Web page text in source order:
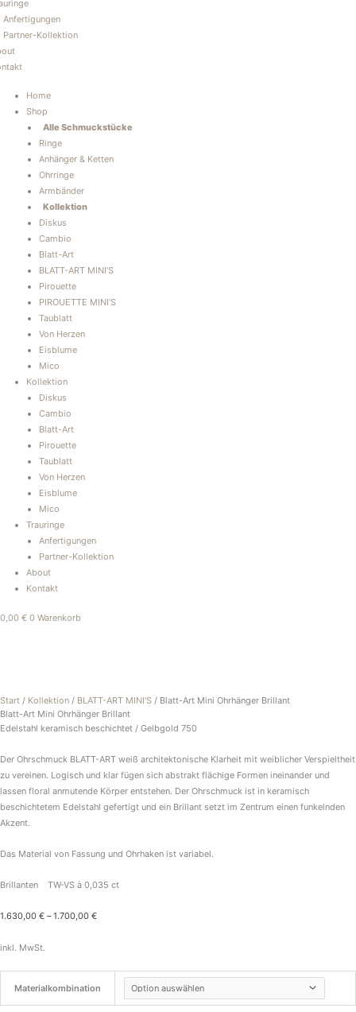
Anfertigungen
Partner-Kollektion
Home
Shop
Alle Schmuckstücke
Ringe
Anhänger & Ketten
Ohrringe
Armbänder
Kollektion
Diskus
Cambio
Blatt-Art
BLATT-ART MINI’S
Pirouette
PIROUETTE MINI’S
Taublatt
Von Herzen
Eisblume
Mico
Kollektion
Diskus
Cambio
Blatt-Art
Pirouette
Taublatt
Von Herzen
Eisblume
Mico
Trauringe
Anfertigungen
Partner-Kollektion
About
Kontakt
0,00 € 0 Warenkorb
Start / Kollektion / BLATT-ART MINI'S / Blatt-Art Mini Ohrhänger Brillant
Blatt-Art Mini Ohrhänger Brillant
Edelstahl keramisch beschichtet / Gelbgold 750
Der Ohrschmuck BLATT-ART weiß architektonische Klarheit mit weiblicher Verspieltheit
zu vereinen. Logisch und klar fügen sich abstrakt flächige Formen ineinander und
lassen floral anmutende Körper entstehen. Der Ohrschmuck ist in keramisch
beschichtetem Edelstahl gefertigt und ein Brillant setzt im Zentrum einen funkelnden
Akzent.
Das Material von Fassung und Ohrhaken ist variabel.
Brillanten TW-VS à 0,035 ct
1.630,00 € –1.700,00 €
inkl. MwSt.
Materialkombination
Brillant
Menge